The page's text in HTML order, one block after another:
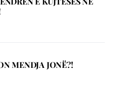
MENDJA JONË?!